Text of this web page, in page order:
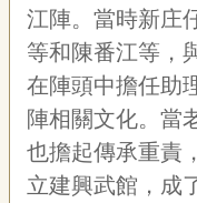
政
策
資
訊
政
府
網
站
江陣。當時新庄
等和陳番江等，
在陣頭中擔任助
陣相關文化。當
也擔起傳承重責
立建興武館，成